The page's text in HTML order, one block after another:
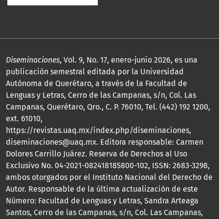
Diseminaciones, Vol. 9, No. 17, enero-junio 2026, es una
publicación semestral editada por la Universidad
Autónoma de Querétaro, a través de la Facultad de
Lenguas y Letras, Cerro de las Campanas, s/n, Col. Las
Campanas, Querétaro, Qro., C. P. 76010, Tel. (442) 192 1200,
ext. 61010,
https://revistas.uaq.mx/index.php/diseminaciones,
diseminaciones@uaq.mx. Editora responsable: Carmen
Dolores Carrillo Juárez. Reserva de Derechos al Uso
Exclusivo No. 04-2021-082418185800-102, ISSN: 2683-3298,
ambos otorgados por el Instituto Nacional del Derecho de
Autor. Responsable de la última actualización de este
Número: Facultad de Lenguas y Letras, Sandra Arteaga
Santos, Cerro de las Campanas, s/n, Col. Las Campanas,